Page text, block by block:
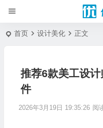
首页 设计美化 正文
推荐6款美工设
件
2026年3月19日 19:35:26 阅